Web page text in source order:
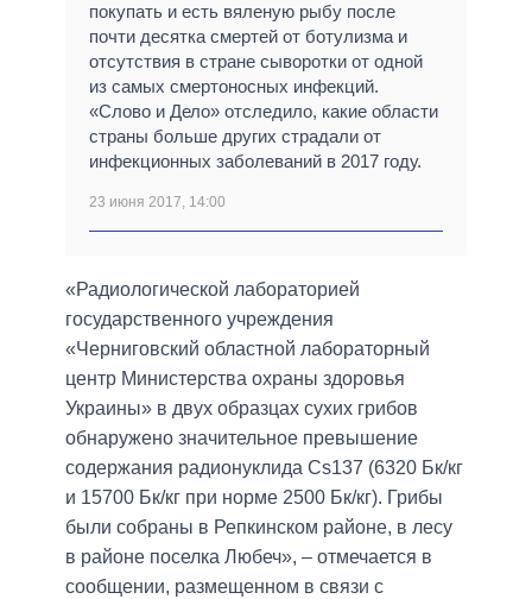
покупать и есть вяленую рыбу после
почти десятка смертей от ботулизма и
отсутствия в стране сыворотки от одной
из самых смертоносных инфекций.
«Слово и Дело» отследило, какие области
страны больше других страдали от
инфекционных заболеваний в 2017 году.
23 июня 2017, 14:00
«Радиологической лабораторией
государственного учреждения
«Черниговский областной лабораторный
центр Министерства охраны здоровья
Украины» в двух образцах сухих грибов
обнаружено значительное превышение
содержания радионуклида Cs137 (6320 Бк/кг
и 15700 Бк/кг при норме 2500 Бк/кг). Грибы
были собраны в Репкинском районе, в лесу
в районе поселка Любеч», – отмечается в
сообщении, размещенном в связи с